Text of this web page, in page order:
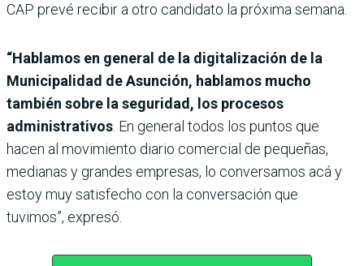
CAP prevé recibir a otro candidato la próxima semana.
“Hablamos en general de la digitalización de la
Municipalidad de Asunción, hablamos mucho
también sobre la seguridad, los procesos
administrativos. En general todos los puntos que
hacen al movimiento diario comercial de pequeñas,
medianas y grandes empresas, lo conversamos acá y
estoy muy satisfecho con la conversación que
tuvimos”, expresó.